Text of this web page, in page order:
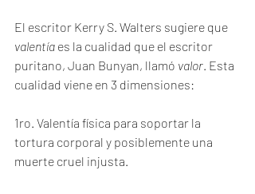
El escritor Kerry S. Walters sugiere que
valentía es la cualidad que el escritor
puritano, Juan Bunyan, llamó valor. Esta
cualidad viene en 3 dimensiones:
1ro. Valentía física para soportar la
tortura corporal y posiblemente una
muerte cruel injusta.